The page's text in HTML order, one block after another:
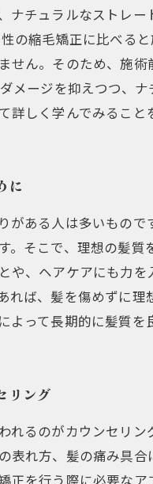
ナチュラルなストレ
の縮毛矯正に比べる
せん。そのため、施
メージを抑えつつ、
詳しく学んでみること
に
がある人は多いもの
。そこで、理想の髪
や、ヘアケアにも力
れば、髪を傷めずに
よって長期的に髪質
リング
れるのがカウンセリ
表れ方、髪の痛み具
正を行う際に必要な